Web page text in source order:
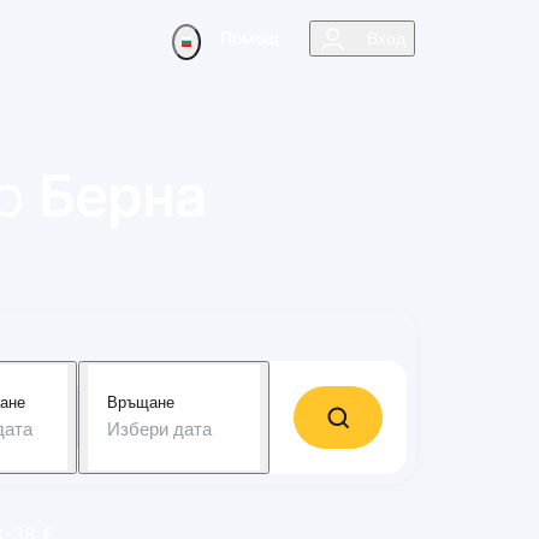
Връщане
Избери дата